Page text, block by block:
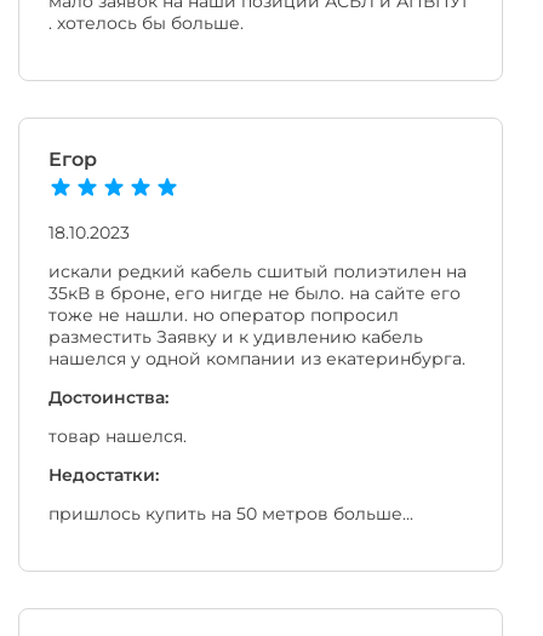
. хотелось бы больше.
Егор
18.10.2023
искали редкий кабель сшитый полиэтилен на
35кВ в броне, его нигде не было. на сайте его
тоже не нашли. но оператор попросил
разместить Заявку и к удивлению кабель
нашелся у одной компании из екатеринбурга.
Достоинства:
товар нашелся.
Недостатки:
пришлось купить на 50 метров больше...